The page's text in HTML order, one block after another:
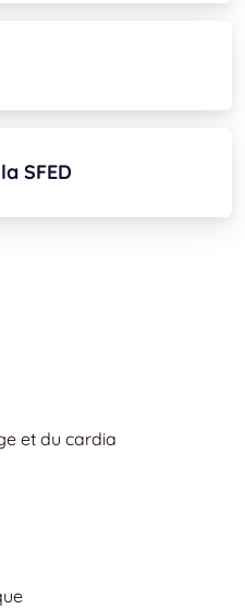
SFED
et du cardia